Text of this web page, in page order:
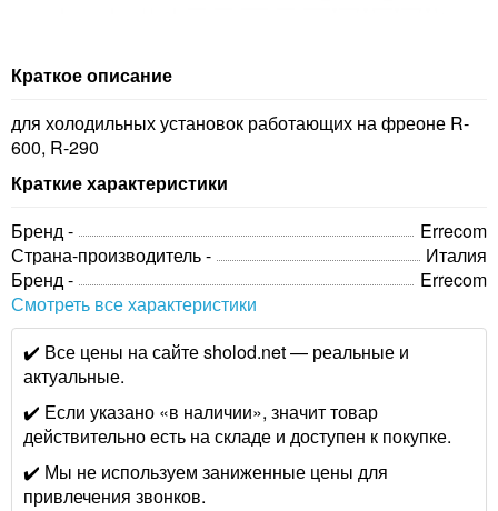
Краткое описание
для холодильных установок работающих на фреоне R-
600, R-290
Краткие характеристики
Бренд -
Errecom
Страна-производитель -
Италия
Бренд -
Errecom
Смотреть все характеристики
✔️ Все цены на сайте sholod.net — реальные и
актуальные.
✔️ Если указано «в наличии», значит товар
действительно есть на складе и доступен к покупке.
✔️ Мы не используем заниженные цены для
привлечения звонков.